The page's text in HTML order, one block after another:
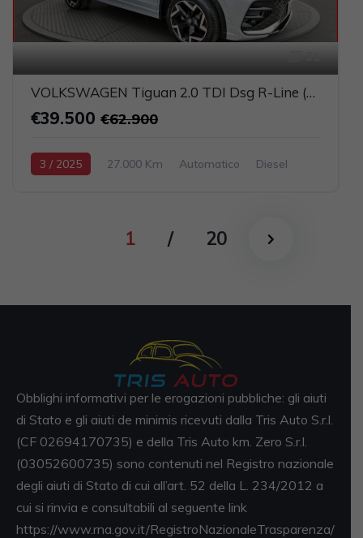
VOLKSWAGEN Tiguan 2.0 TDI Dsg R-Line (FULL LED+NAVI+PELLE)
€39.500 €62.900
3 / 2025 27.000 Km Automatico
Diesel
1 / 20
Obblighi informativi per le erogazioni pubbliche: gli aiuti
di Stato e gli aiuti de minimis ricevuti dalla Tris Auto S.r.l.
(CF 02694170735) e della Tris Auto km. Zero S.r.l.
(03052600735) sono contenuti nel Registro nazionale
degli aiuti di Stato di cui all’art. 52 della L. 234/2012 a
cui si rinvia e consultabili al seguente link
https://www.rna.gov.it/RegistroNazionaleTrasparenza/